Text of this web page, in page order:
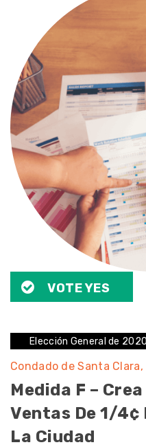
VOTE YES
Elección General de 2020
Condado de Santa Clara
Medida F –
Ventas De 1/4¢
La Ciudad